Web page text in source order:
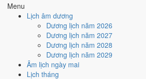
Menu
Lịch âm dương
Dương lịch năm 2026
Dương lịch năm 2027
Dương lịch năm 2028
Dương lịch năm 2029
Âm lịch ngày mai
Lịch tháng
🤝
Ký hợp đồng - giao ước
4
/10Trung bình
Ký hợp đồng - giao ước hôm nay ở
Ngày Hắc Đạogây bất lợi.
Cách tính ngày tốt
🏗️ Động thổ - khởi công
6
/10Tốt